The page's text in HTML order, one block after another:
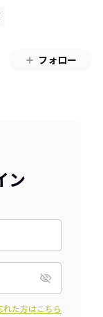
フォロー
ン
れた方はこちら